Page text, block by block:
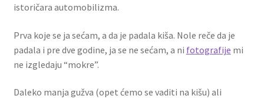
istoričara automobilizma.
Prva koje se ja sećam, a da je padala kiša. Nole reče da je
padala i pre dve godine, ja se ne sećam, a ni fotografije mi
ne izgledaju “mokre”.
Daleko manja gužva (opet ćemo se vaditi na kišu) ali